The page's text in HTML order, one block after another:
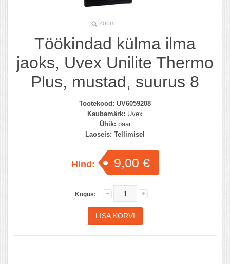
Zoom
Töökindad külma ilma
jaoks, Uvex Unilite Thermo
Plus, mustad, suurus 8
Tootekood: UV6059208
Kaubamärk: Uvex
Ühik: paar
Laoseis: Tellimisel
Hind: 9,00 €
Kogus: